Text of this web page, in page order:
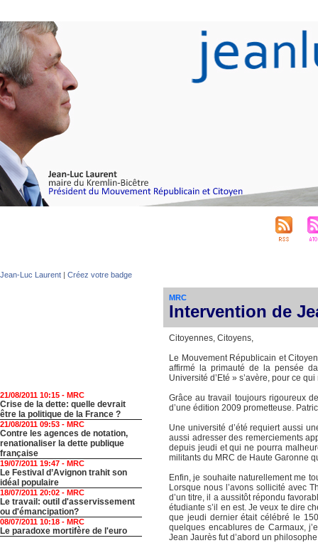
Jean-Luc Laurent | Créez votre badge
21/08/2011 10:15 - MRC
Crise de la dette: quelle devrait
être la politique de la France ?
21/08/2011 09:53 - MRC
Contre les agences de notation,
renationaliser la dette publique
française
19/07/2011 19:47 - MRC
Le Festival d’Avignon trahit son
idéal populaire
18/07/2011 20:02 - MRC
Le travail: outil d'asservissement
ou d'émancipation?
08/07/2011 10:18 - MRC
Le paradoxe mortifère de l'euro
MRC
Intervention de
Citoyennes, Citoyens,
Le Mouvement Républicain et
affirmé la primauté de la pensée
Université d’Eté » s’avère, pour ce
Grâce au travail toujours rigoureux
d’une édition 2009 prometteuse.
Une université d’été requiert aussi
aussi adresser des remerciements
depuis jeudi et qui ne pourra
militants du MRC de Haute Garonne
Enfin, je souhaite naturellement me
Lorsque nous l’avons sollicité avec
d’un titre, il a aussitôt répondu
étudiante s’il en est. Je veux te dire
que jeudi dernier était célébré le
quelques encablures de Carmaux,
Jean Jaurès fut d’abord un